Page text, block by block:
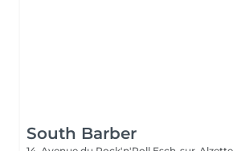
South Barber